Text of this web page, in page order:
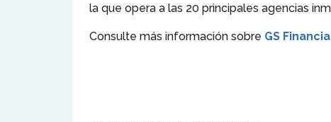
la que opera a las 20 principales agencias
Consulte más información sobre GS